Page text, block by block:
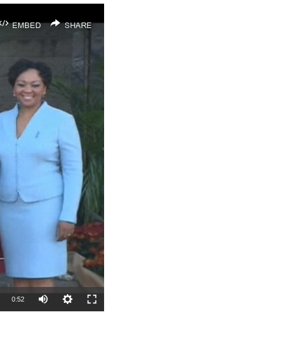
EMBED SHARE
0:52